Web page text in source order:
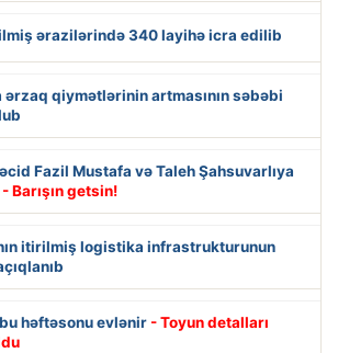
ərazilərində 340 layihə icra edilib
ərzaq qiymətlərinin artmasının səbəbi
Fazil Mustafa və Taleh Şahsuvarlıya
- Barışın getsin!
itirilmiş logistika infrastrukturunun
həftəsonu evlənir - Toyun detalları